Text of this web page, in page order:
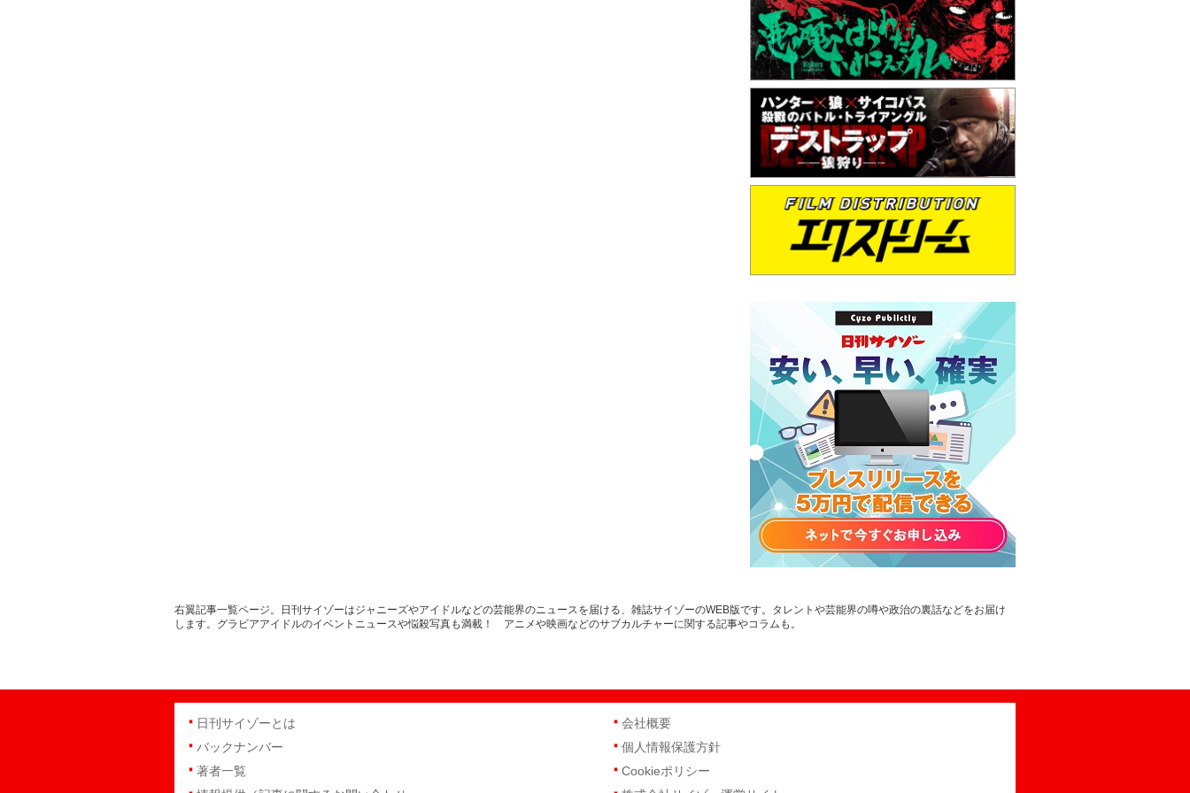
右翼記事一覧ページ。日刊サイゾーはジャニーズやアイドルなどの芸能界のニュースを届ける、雑誌サイゾーのWEB版です。タレントや芸能界の噂や政治の裏話などをお届け
します。グラビアアイドルのイベントニュースや悩殺写真も満載！ アニメや映画などのサブカルチャーに関する記事やコラムも。
日刊サイゾーとは
バックナンバー
著者一覧
会社概要
個人情報保護方針
Cookieポリシー